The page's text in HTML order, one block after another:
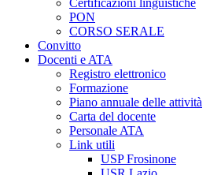
PON
CORSO SERALE
Convitto
Docenti e ATA
Registro elettronico
Formazione
Piano annuale delle attività
Carta del docente
Personale ATA
Link utili
USP Frosinone